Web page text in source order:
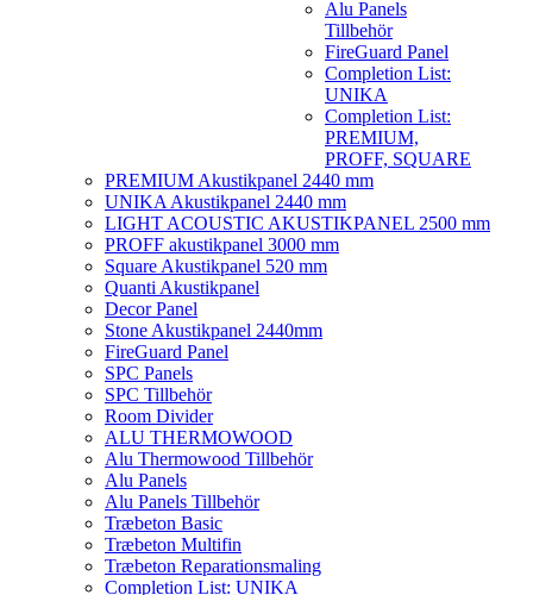
Alu Panels
Tillbehör
FireGuard Panel
Completion List:
UNIKA
Completion List:
PREMIUM,
PROFF, SQUARE
PREMIUM Akustikpanel 2440 mm
UNIKA Akustikpanel 2440 mm
LIGHT ACOUSTIC AKUSTIKPANEL 2500 mm
PROFF akustikpanel 3000 mm
Square Akustikpanel 520 mm
Quanti Akustikpanel
Decor Panel
Stone Akustikpanel 2440mm
FireGuard Panel
SPC Panels
SPC Tillbehör
Room Divider
ALU THERMOWOOD
Alu Thermowood Tillbehör
Alu Panels
Alu Panels Tillbehör
Træbeton Basic
Træbeton Multifin
Træbeton Reparationsmaling
Completion List: UNIKA